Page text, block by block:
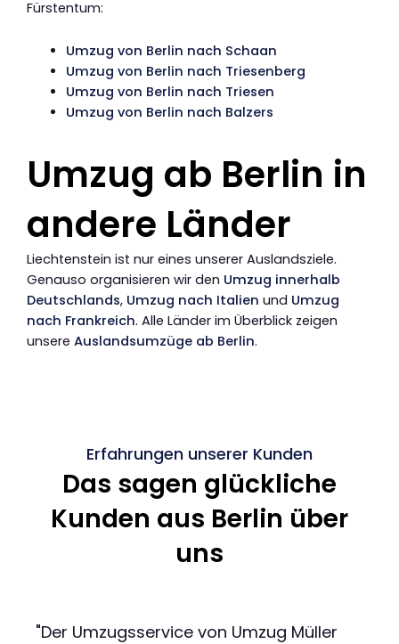
Fürstentum:
Umzug von Berlin nach Schaan
Umzug von Berlin nach Triesenberg
Umzug von Berlin nach Triesen
Umzug von Berlin nach Balzers
Umzug ab Berlin in
andere Länder
Liechtenstein ist nur eines unserer Auslandsziele.
Genauso organisieren wir den Umzug innerhalb
Deutschlands, Umzug nach Italien und Umzug
nach Frankreich. Alle Länder im Überblick zeigen
unsere Auslandsumzüge ab Berlin.
Erfahrungen unserer Kunden
Das sagen glückliche
Kunden aus Berlin über
uns
"Der Umzugsservice von Umzug Müller